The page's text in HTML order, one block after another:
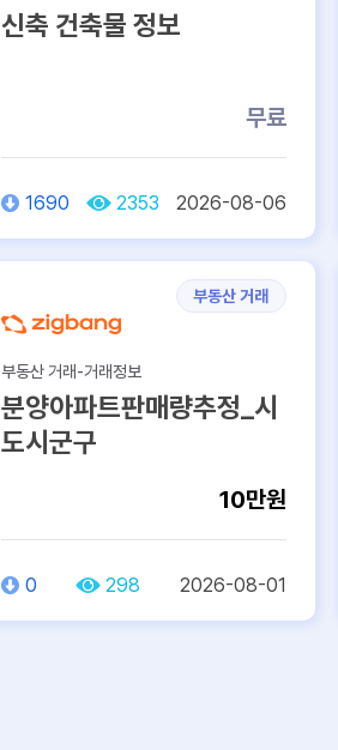
신축 건축물 정보
무료
1690 2353 2026-08-06
부동산 거래
부동산 거래-거래정보
분양아파트판매량추정_시
도시군구
10만원
0 298 2026-08-01